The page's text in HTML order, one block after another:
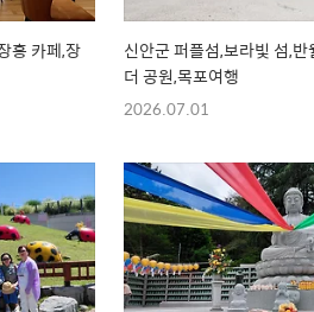
흥 카페,장
신안군 퍼플섬,보라빛 섬,
더 공원,목포여행
2026.07.01